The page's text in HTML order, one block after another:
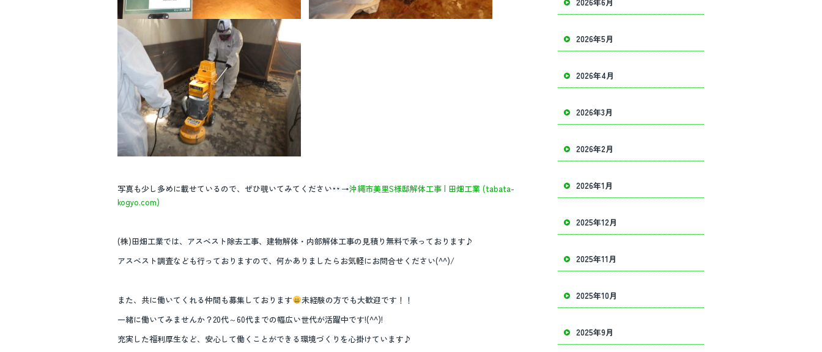
写真も少し多めに載せているので、ぜひ覗いてみてください →沖縄市美里S様邸解体工事 | 田畑工業 (tabata-
kogyo.com)
(株)田畑工業では、アスベスト除去工事、建物解体・内部解体工事の見積り無料で承っております♪
アスベスト調査なども行っておりますので、何かありましたらお気軽にお問合せください(^^)/
また、共に働いてくれる仲間も募集しております
未経験の方でも大歓迎です！！
一緒に働いてみませんか？20代～60代までの幅広い世代が活躍中です!(^^)!
充実した福利厚生など、安心して働くことができる環境づくりを心掛けています♪
2026年5月
2026年4月
2026年3月
2026年2月
2026年1月
2025年12月
2025年11月
2025年10月
2025年9月